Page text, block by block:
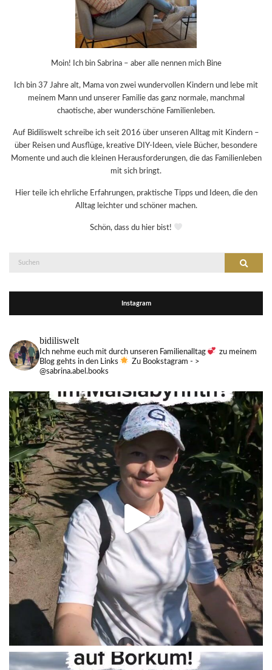
Moin! Ich bin Sabrina – aber alle nennen mich Bine
Ich bin 37 Jahre alt, Mama von zwei wundervollen Kindern und lebe mit
meinem Mann und unserer Familie das ganz normale, manchmal
chaotische, aber wunderschöne Familienleben.
Auf Bidiliswelt schreibe ich seit 2016 über unseren Alltag mit Kindern –
über Reisen und Ausflüge, kreative DIY-Ideen, viele Bücher, besondere
Momente und auch die kleinen Herausforderungen, die das Familienleben
mit sich bringt.
Hier teile ich ehrliche Erfahrungen, praktische Tipps und Ideen, die den
Alltag leichter und schöner machen.
Schön, dass du hier bist!
Suche
Instagram
bidiliswelt
Ich nehme euch mit durch unseren Familienalltag
zu meinem
Blog gehts in den Links
Zu Bookstagram - >
@sabrina.abel.books